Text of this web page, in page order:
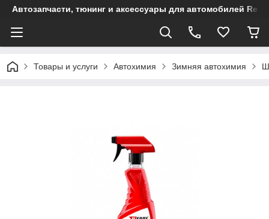
Автозапчасти, тюнинг и аксессуары для автомобилей
Товары и услуги Автохимия Зимняя автохимия